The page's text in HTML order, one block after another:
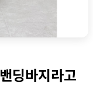
딩바지라고